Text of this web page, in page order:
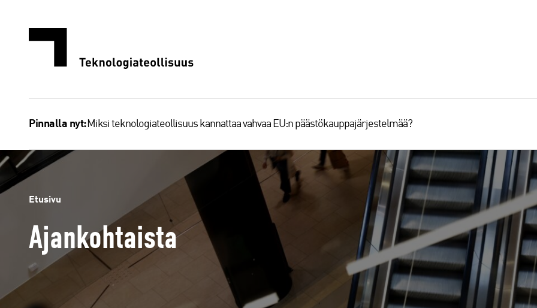
Pinnalla nyt: Miksi teknologiateollisuus kannattaa vahvaa EU:n päästökauppajärjestelmää?
Etusivu
Ajankohtaista